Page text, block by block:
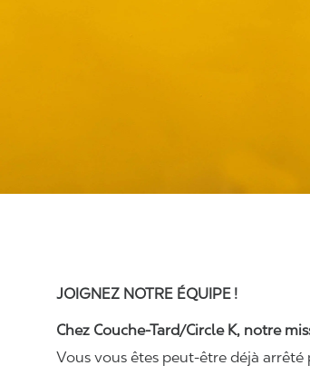
JOIGNEZ NOTRE ÉQUIPE !
Chez Couche-Tard/Circle K, notre
Vous vous êtes peut-être déjà